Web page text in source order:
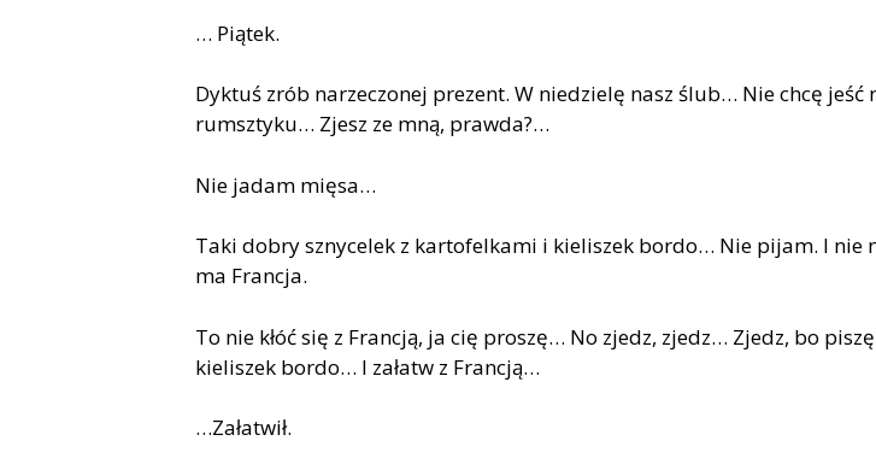
… Piątek.
Dyktuś zrób narzeczonej prezent. W niedzielę nasz ślub… Nie chcę
rumsztyku… Zjesz ze mną, prawda?…
Nie jadam mięsa…
Taki dobry sznycelek z kartofelkami i kieliszek bordo… Nie pijam. I nie
ma Francja.
To nie kłóćsię z Francją, ja cię proszę… No zjedz, zjedz… Zjedz, bo
kieliszek bordo… I załatw z Francją…
…Załatwił.